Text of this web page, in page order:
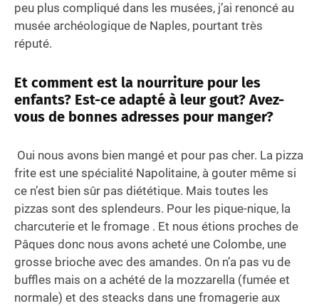
peu plus compliqué dans les musées, j’ai renoncé au
musée archéologique de Naples, pourtant très
réputé.
Et comment est la nourriture pour les
enfants? Est-ce adapté à leur gout? Avez-
vous de bonnes adresses pour manger?
Oui nous avons bien mangé et pour pas cher. La pizza
frite est une spécialité Napolitaine, à gouter même si
ce n’est bien sûr pas diététique. Mais toutes les
pizzas sont des splendeurs. Pour les pique-nique, la
charcuterie et le fromage . Et nous étions proches de
Pâques donc nous avons acheté une Colombe, une
grosse brioche avec des amandes. On n’a pas vu de
buffles mais on a achété de la mozzarella (fumée et
normale) et des steacks dans une fromagerie aux